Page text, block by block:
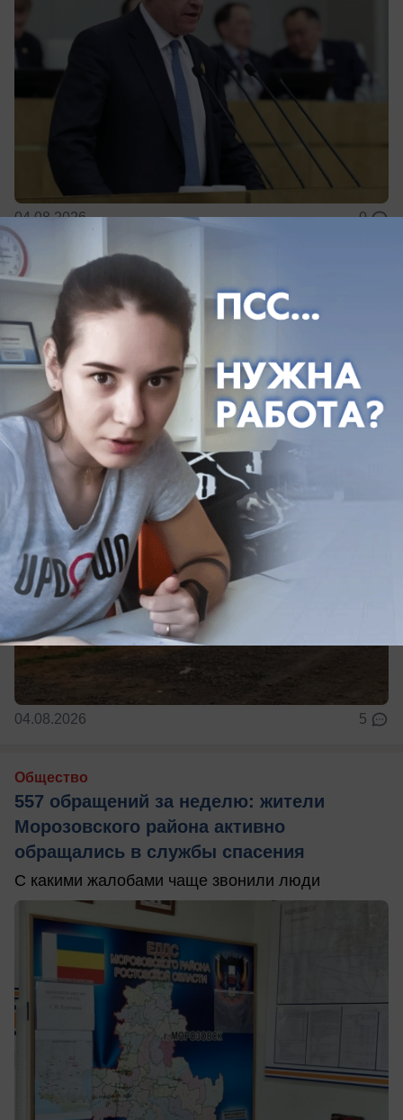
04.08.2026 0
Общество
«Убрали - а через 10 дней снова мусор»:
в Морозовске призвали жителей не
создавать стихийные свалки
Соблюдать правила и не устраивать незаконные
свалки
04.08.2026 5
Общество
557 обращений за неделю: жители
Морозовского района активно
обращались в службы спасения
С какими жалобами чаще звонили люди